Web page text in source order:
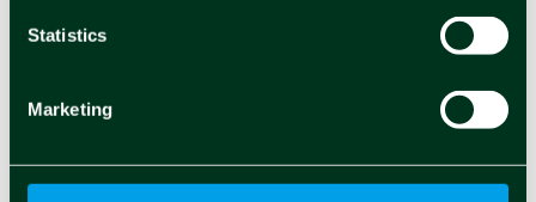
Statistics
Marketing